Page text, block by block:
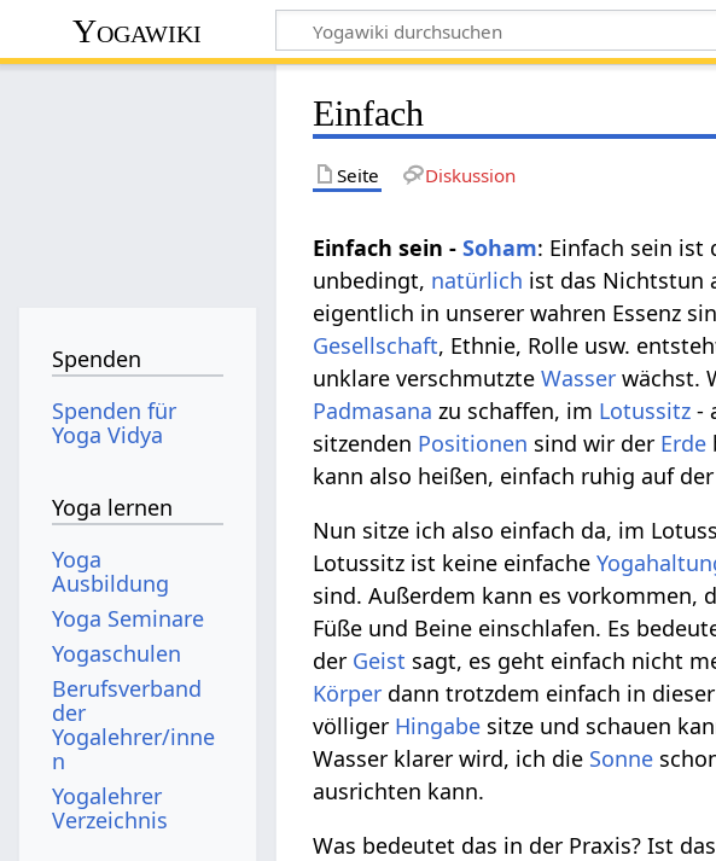
Yogawiki
Einfach
Seite Diskussion
Einfach sein -Soham: Einfach sein ist
unbedingt, natürlich ist das Nichtstun
eigentlich in unserer wahren Essenz
Gesellschaft, Ethnie, Rolle usw.
unklare verschmutzteWasser wächst.
Padmasana zu schaffen, im Lotussitz -
sitzenden Positionen sind wir der Erde
kann also heißen, einfach ruhig auf
Nun sitze ich also einfach da, im
Lotussitz ist keine einfache
sind. Außerdem kann es vorkommen,
Füße und Beine einschlafen. Es
der Geist sagt, es geht einfach nicht
Körper dann trotzdem einfach in dieser
völliger Hingabe sitze und schauen
Wasser klarer wird, ich die Sonne
ausrichten kann.
Was bedeutet das in der Praxis? Ist
Spenden
Spenden für
Yoga Vidya
Yoga lernen
Yoga
Ausbildung
Yoga Seminare
Yogaschulen
Berufsverband
der
Yogalehrer/inne
n
Yogalehrer
Verzeichnis